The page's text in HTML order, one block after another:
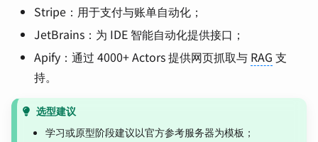
Stripe：用于支付与账单自动化；
JetBrains：为 IDE 智能自动化提供接口；
Apify：通过 4000+ Actors 提供网页抓取与 RAG 支
持。
选型建议
学习或原型阶段建议以官方参考服务器为模板；